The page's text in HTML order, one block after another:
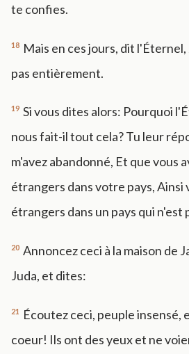
te confies.
18 Mais en ces jours, dit
pas entièrement.
19 Si vous dites alors: Pourquoi
nous fait-il tout cela? Tu leur
m'avez abandonné, Et que vous
étrangers dans votre pays, Ainsi
étrangers dans un pays qui n'est
20 Annoncez ceci à la maison de
Juda, et dites:
21
Écoutez ceci, peuple insensé,
coeur! Ils ont des yeux et ne